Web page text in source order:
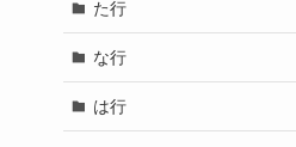
た行
な行
は行